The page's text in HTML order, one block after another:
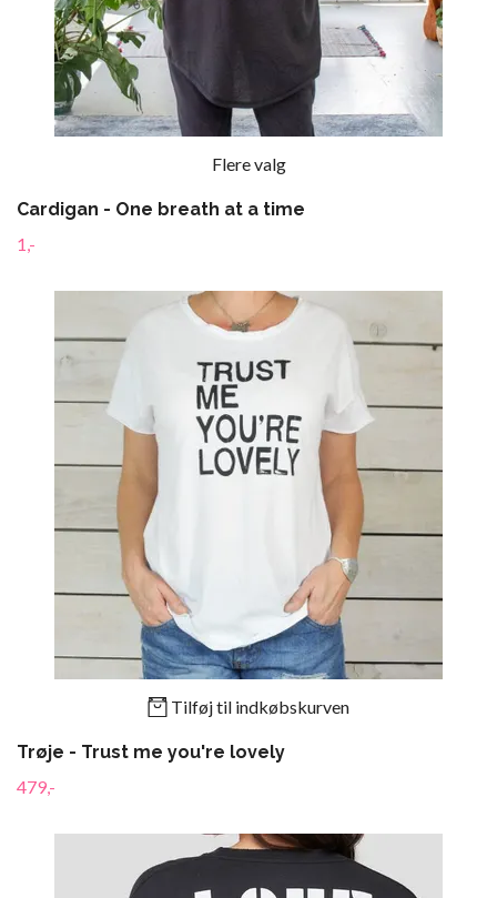
Flere valg
Cardigan - One breath at a time
1,-
Tilføj til indkøbskurven
Trøje - Trust me you're lovely
479,-